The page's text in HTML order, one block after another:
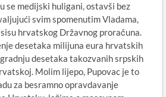
se medijski huligani, ostavši bez
svim spomenutim Vladama,
hrvatskog Državnog proračuna.
desetaka milijuna eura hrvatskih
desetaka takozvanih srpskih
Molim lijepo, Pupovac je to
za besramno opravdavanje